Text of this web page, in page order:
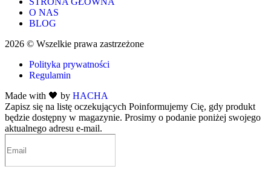
O NAS
BLOG
2026 © Wszelkie prawa zastrzeżone
Polityka prywatności
Regulamin
Made with 🖤 by HACHA
Zapisz się na listę oczekujących Poinformujemy Cię, gdy produkt
będzie dostępny w magazynie. Prosimy o podanie poniżej swojego
aktualnego adresu e-mail.